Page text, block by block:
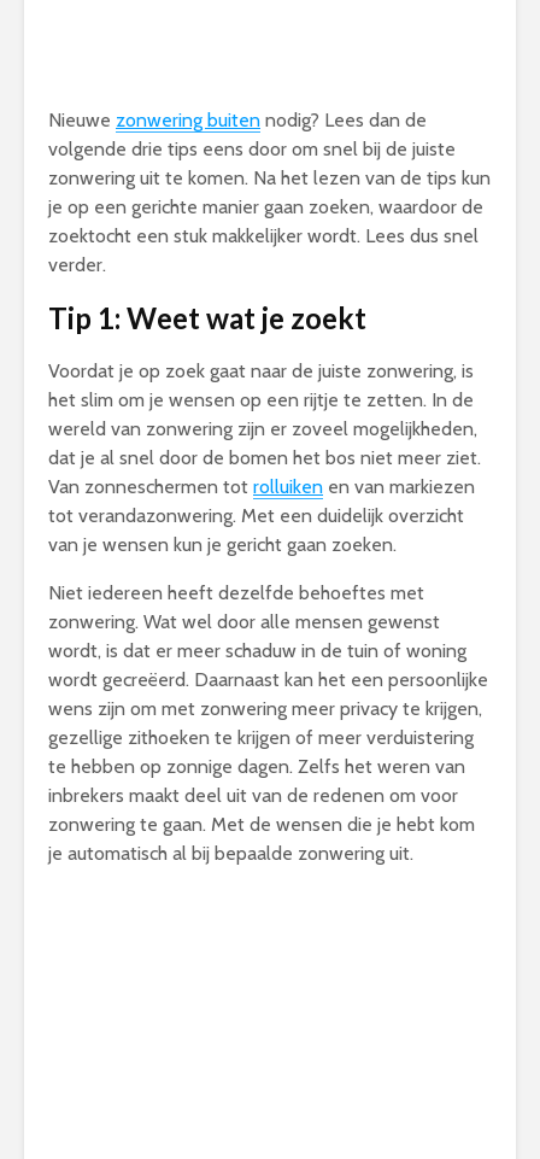
Nieuwe zonwering buiten nodig? Lees dan de
volgende drie tips eens door om snel bij de juiste
zonwering uit te komen. Na het lezen van de tips kun
je op een gerichte manier gaan zoeken, waardoor de
zoektocht een stuk makkelijker wordt. Lees dus snel
verder.
Tip 1: Weet wat je zoekt
Voordat je op zoek gaat naar de juiste zonwering, is
het slim om je wensen op een rijtje te zetten. In de
wereld van zonwering zijn er zoveel mogelijkheden,
dat je al snel door de bomen het bos niet meer ziet.
Van zonneschermen tot rolluiken en van markiezen
tot verandazonwering. Met een duidelijk overzicht
van je wensen kun je gericht gaan zoeken.
Niet iedereen heeft dezelfde behoeftes met
zonwering. Wat wel door alle mensen gewenst
wordt, is dat er meer schaduw in de tuin of woning
wordt gecreëerd. Daarnaast kan het een persoonlijke
wens zijn om met zonwering meer privacy te krijgen,
gezellige zithoeken te krijgen of meer verduistering
te hebben op zonnige dagen. Zelfs het weren van
inbrekers maakt deel uit van de redenen om voor
zonwering te gaan. Met de wensen die je hebt kom
je automatisch al bij bepaalde zonwering uit.